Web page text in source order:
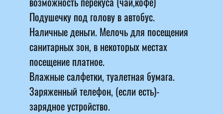
Подушечку под голову в автобус.
Наличные деньги. Мелочь для посещения
санитарных зон, в некоторых местах
посещение платное.
Влажные салфетки, туалетная бумага.
Заряженный телефон, (если есть)-
зарядное устройство.